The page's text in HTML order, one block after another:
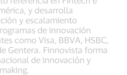
y desarrolla
y escalamiento
de innovación
como Visa, BBVA, HSBC,
Gentera. Finnovista forma
de innovación y